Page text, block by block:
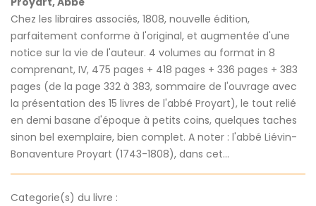
Chez les libraires associés, 1808, nouvelle édition,
parfaitement conforme à l'original, et augmentée d'une
notice sur la vie de l'auteur. 4 volumes au format in 8
comprenant, IV, 475 pages + 418 pages + 336 pages + 383
pages (de la page 332 à 383, sommaire de l'ouvrage avec
la présentation des 15 livres de l'abbé Proyart), le tout relié
en demi basane d'époque à petits coins, quelques taches
sinon bel exemplaire, bien complet. A noter : l'abbé Liévin-
Bonaventure Proyart (1743-1808), dans cet...
Categorie(s) du livre :